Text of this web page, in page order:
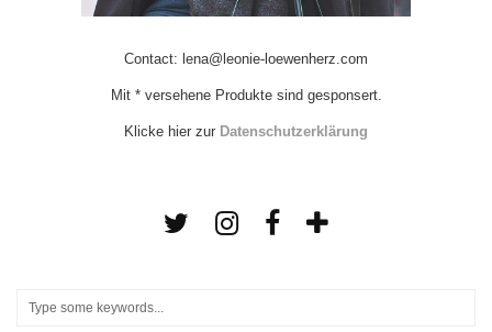
Contact: lena@leonie-loewenherz.com
Mit * versehene Produkte sind gesponsert.
Klicke hier zur Datenschutzerklärung